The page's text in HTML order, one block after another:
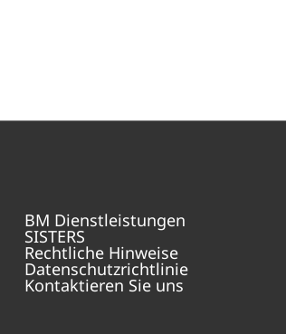
BM Dienstleistungen
SISTERS
Rechtliche Hinweise
Datenschutzrichtlinie
Kontaktieren Sie uns